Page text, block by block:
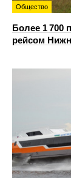
Общество
Более 1 700
рейсом